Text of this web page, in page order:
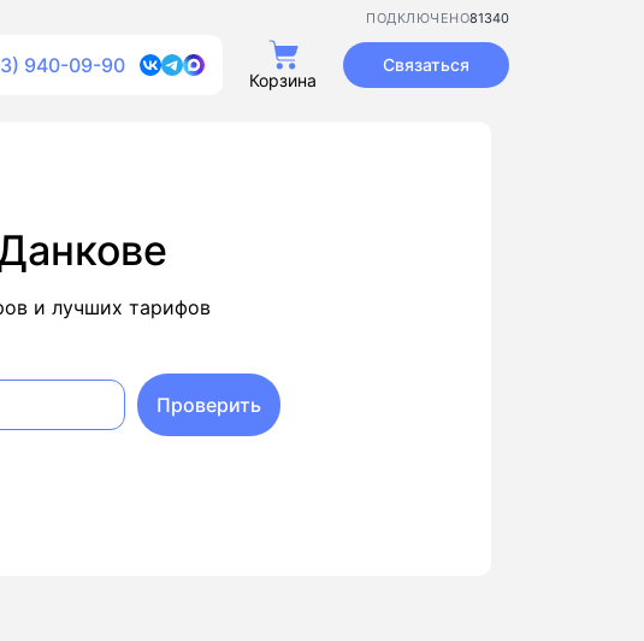
81340
ПОДКЛЮЧЕНО
940-09-90
Корзина
Связаться
и лучших тарифов
Проверить